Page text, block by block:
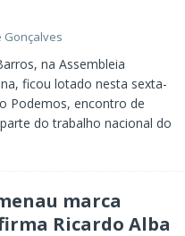
Gonçalves
na Assembleia
ficou lotado nesta sexta-
Podemos, encontro de
do trabalho nacional do
marca
Ricardo Alba